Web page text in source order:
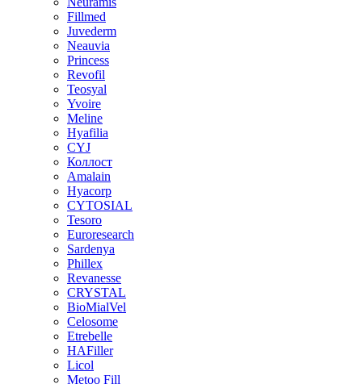
Fillmed
Juvederm
Neauvia
Princess
Revofil
Teosyal
Yvoire
Meline
Hyafilia
CYJ
Коллост
Amalain
Hyacorp
CYTOSIAL
Tesoro
Euroresearch
Sardenya
Phillex
Revanesse
CRYSTAL
BioMialVel
Celosome
Etrebelle
HAFiller
Licol
Metoo Fill